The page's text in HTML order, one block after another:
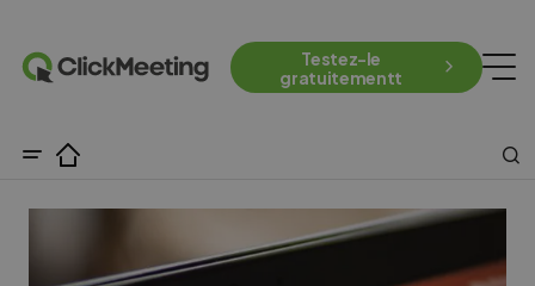
Testez-le
gratuitementt